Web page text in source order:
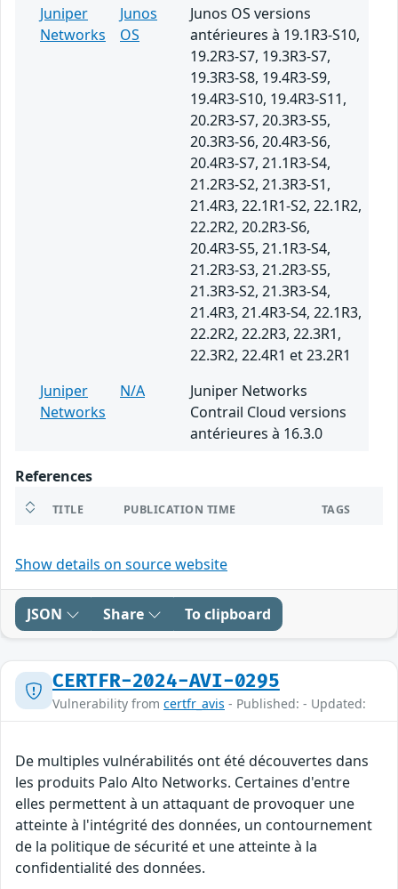
Juniper
Networks
Junos
OS
Junos OS versions
antérieures à 19.1R3-S10,
19.2R3-S7, 19.3R3-S7,
19.3R3-S8, 19.4R3-S9,
19.4R3-S10, 19.4R3-S11,
20.2R3-S7, 20.3R3-S5,
20.3R3-S6, 20.4R3-S6,
20.4R3-S7, 21.1R3-S4,
21.2R3-S2, 21.3R3-S1,
21.4R3, 22.1R1-S2, 22.1R2,
22.2R2, 20.2R3-S6,
20.4R3-S5, 21.1R3-S4,
21.2R3-S3, 21.2R3-S5,
21.3R3-S2, 21.3R3-S4,
21.4R3, 21.4R3-S4, 22.1R3,
22.2R2, 22.2R3, 22.3R1,
22.3R2, 22.4R1 et 23.2R1
Juniper
Networks
N/A
Juniper Networks
Contrail Cloud versions
antérieures à 16.3.0
References
TITLE PUBLICATION TIME TAGS
Show details on source website
JSON Share To clipboard
CERTFR-2024-AVI-0295
Vulnerability from certfr_avis - Published: - Updated:
De multiples vulnérabilités ont été découvertes dans
les produits Palo Alto Networks. Certaines d'entre
elles permettent à un attaquant de provoquer une
atteinte à l'intégrité des données, un contournement
de la politique de sécurité et une atteinte à la
confidentialité des données.